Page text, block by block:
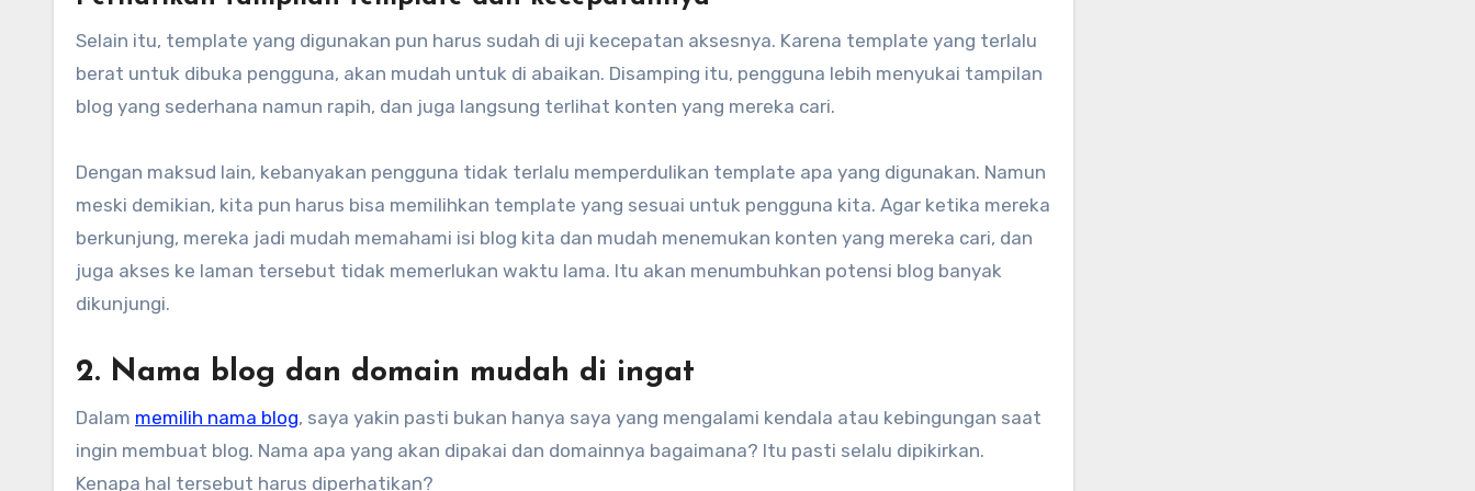
Selain itu, template yang digunakan pun harus sudah di uji kecepatan aksesnya. Karena template yang terlalu
berat untuk dibuka pengguna, akan mudah untuk di abaikan. Disamping itu, pengguna lebih menyukai tampilan
blog yang sederhana namun rapih, dan juga langsung terlihat konten yang mereka cari.
Dengan maksud lain, kebanyakan pengguna tidak terlalu memperdulikan template apa yang digunakan. Namun
meski demikian, kita pun harus bisa memilihkan template yang sesuai untuk pengguna kita. Agar ketika mereka
berkunjung, mereka jadi mudah memahami isi blog kita dan mudah menemukan konten yang mereka cari, dan
juga akses ke laman tersebut tidak memerlukan waktu lama. Itu akan menumbuhkan potensi blog banyak
dikunjungi.
2. Nama blog dan domain mudah di ingat
Dalam memilih nama blog, saya yakin pasti bukan hanya saya yang mengalami kendala atau kebingungan saat
ingin membuat blog. Nama apa yang akan dipakai dan domainnya bagaimana? Itu pasti selalu dipikirkan.
Kenapa hal tersebut harus diperhatikan?